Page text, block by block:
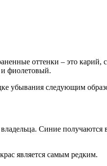
оттенки – это
фиолетовый.
убывания следующим
Синие получаются
является самым редким.